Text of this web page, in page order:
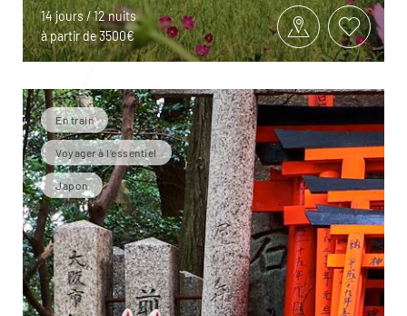
14 jours / 12 nuits
à partir de 3500€
En train
Voyager à l’essentiel
Japon